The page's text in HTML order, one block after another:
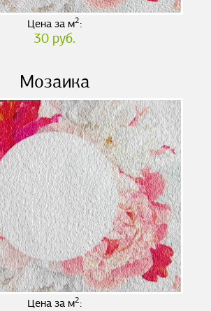
Цена за м2:
30 руб.
Мозаика
Цена за м2: